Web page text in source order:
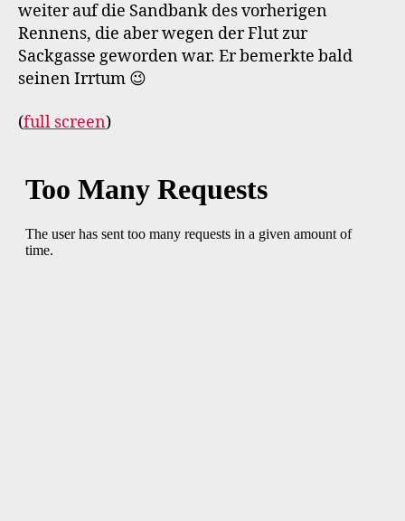
weiter auf die Sandbank des vorherigen
Rennens, die aber wegen der Flut zur
Sackgasse geworden war. Er bemerkte bald
seinen Irrtum 😉
(full screen)